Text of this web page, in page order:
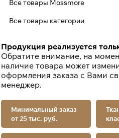
Все товары Mossmore
Все товары категории
Продукция реализуется
Обратите внимание, на
наличие товара может
оформления заказа с Вами
менеджер.
Минимальный заказ
от 25 тыс. руб.